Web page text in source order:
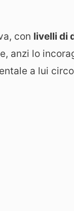
con livelli di
anzi lo
a lui